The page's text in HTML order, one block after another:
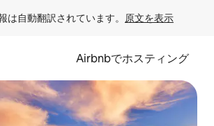
は自動翻訳されています。 原文を表示
Airbnbでホスティング